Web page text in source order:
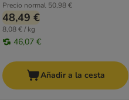
Precio normal 50,98 €
48,49 €
8,08 € / kg
46,07 €
Añadir a la cesta